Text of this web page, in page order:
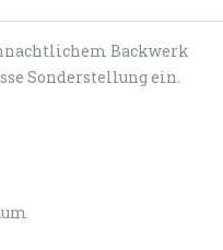
Backwerk
Sonderstellung ein.